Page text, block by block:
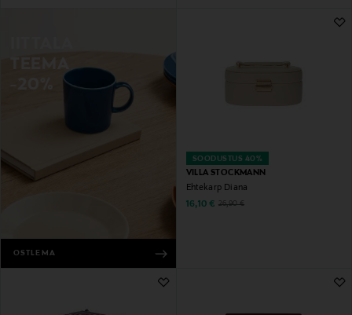
OSTLEMA
SOODUSTUS 40%
VILLA STOCKMANN
Ehtekarp Diana
Discounted Price
16,10 € Original Price
26,90 €